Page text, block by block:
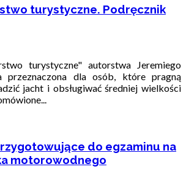
turystyczne. Podręcznik
turystyczne" autorstwa Jeremiego
przeznaczona dla osób, które pragną
jacht i obsługiwać średniej wielkości
do egzaminu na
motorowodnego